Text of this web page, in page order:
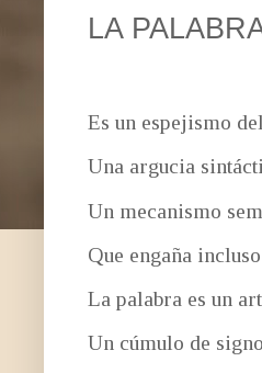
LA
Es un espejismo
Una argucia
Un mecanismo
Que engaña
La palabra es un
Un cúmulo de